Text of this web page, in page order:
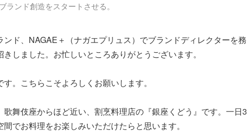
ランド創造をスタートさせる。
ド、NAGAE＋（ナガエプリュス）でブランドディレクターを務
しました。お忙しいところありがとうございます。
。こちらこそよろしくお願いします。
舞伎座からほど近い、割烹料理店の『銀座くどう』です。一日3
でお料理をお楽しみいただけたらと思います。